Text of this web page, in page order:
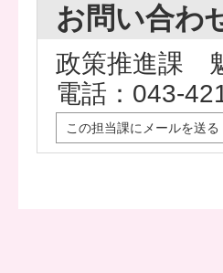
お問い合わ
政策推進課
電話：043-
この担当課にメールを送る